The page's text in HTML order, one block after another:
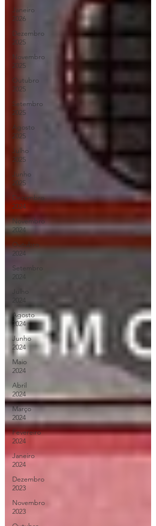
Janeiro
2026
Dezembro
2025
Novembro
2025
Outubro
2025
Setembro
2025
Agosto
2025
Julho
2025
Junho
2025
Dezembro
2024
Novembro
2024
Outubro
2024
Setembro
2024
Julho
2024
Agosto
2024
Junho
2024
Maio
2024
Abril
2024
Março
2024
Fevereiro
2024
Janeiro
2024
Dezembro
2023
Novembro
2023